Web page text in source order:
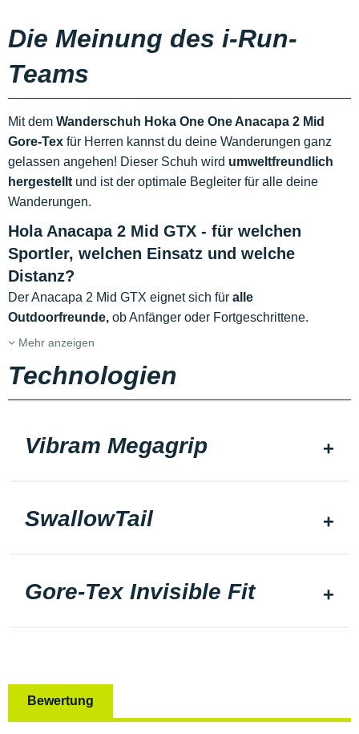
Die Meinung des i-Run-
Teams
Mit dem Wanderschuh Hoka One One Anacapa 2 Mid
Gore-Tex für Herren kannst du deine Wanderungen ganz
gelassen angehen! Dieser Schuh wird umweltfreundlich
hergestellt und ist der optimale Begleiter für alle deine
Wanderungen.
Hola Anacapa 2 Mid GTX - für welchen
Sportler, welchen Einsatz und welche
Distanz?
Der Anacapa 2 Mid GTX eignet sich für alle
Outdoorfreunde, ob Anfänger oder Fortgeschrittene.
Mehr anzeigen
Technologien
Vibram Megagrip
SwallowTail
Gore-Tex Invisible Fit
Bewertung